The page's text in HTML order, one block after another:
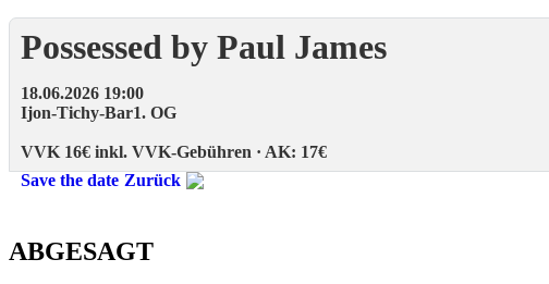
Possessed by Paul James
18.06.2026 19:00
Ijon-Tichy-Bar1. OG
VVK 16€ inkl. VVK-Gebühren · AK: 17€
Save the date Zurück
ABGESAGT